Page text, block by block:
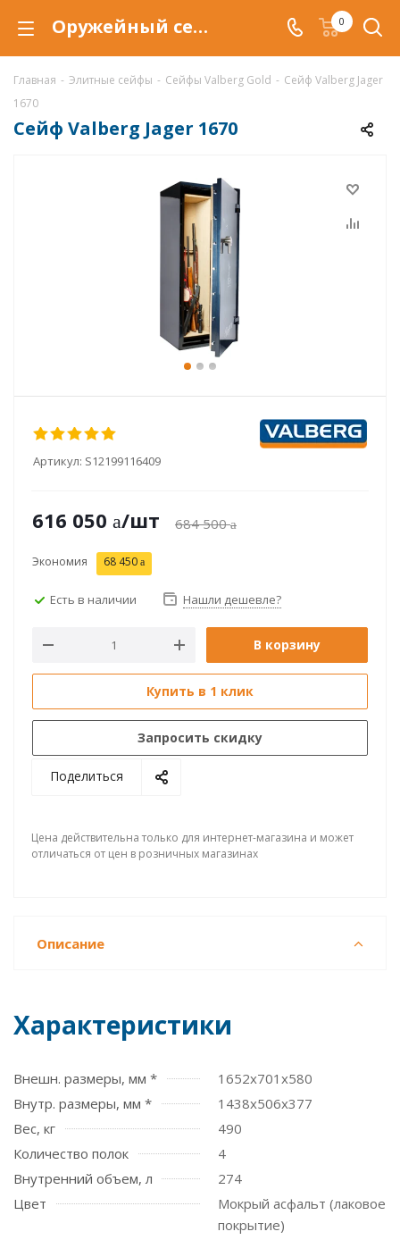
Оружейный сейф Valberg Jager.EL, сейф Jager.EL купить со скидкой по низкой цене в интернет-магазине ValbergSafe.ru 0
Главная - Элитные сейфы - Сейфы Valberg Gold - Сейф Valberg Jager
1670
Сейф Valberg Jager 1670
Артикул: S12199116409
616 050 /шт 684 500
Экономия 68 450
Есть в наличии Нашли дешевле?
В корзину
Купить в 1 клик
Запросить скидку
Поделиться
Цена действительна только для интернет-магазина и может
отличаться от цен в розничных магазинах
Описание
Характеристики
Внешн. размеры, мм *
1652x701x580
Внутр. размеры, мм *
1438х506х377
Вес, кг
490
Количество полок
4
Внутренний объем, л
274
Цвет
Мокрый асфальт (лаковое
покрытие)